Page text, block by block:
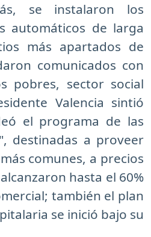
se instalaron los
automáticos de larga
más apartados de
comunicados con
pobres, sector social
Valencia sintió
el programa de las
destinadas a proveer
comunes, a precios
hasta el 60%
también el plan
se inició bajo su